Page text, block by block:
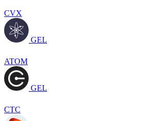
CVX
GEL
ATOM
GEL
CTC